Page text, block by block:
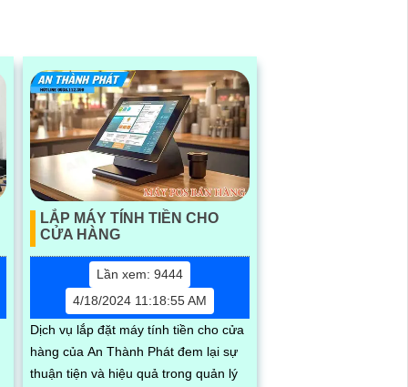
LẮP MÁY TÍNH TIỀN CHO
CỬA HÀNG
Lần xem: 9444
4/18/2024 11:18:55 AM
Dịch vụ lắp đặt máy tính tiền cho cửa
hàng của An Thành Phát đem lại sự
thuận tiện và hiệu quả trong quản lý